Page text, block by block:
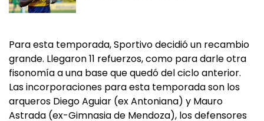
Para esta temporada, Sportivo decidió un recambio
grande. Llegaron 11 refuerzos, como para darle otra
fisonomía a una base que quedó del ciclo anterior.
Las incorporaciones para esta temporada son los
arqueros Diego Aguiar (ex Antoniana) y Mauro
Astrada (ex-Gimnasia de Mendoza), los defensores